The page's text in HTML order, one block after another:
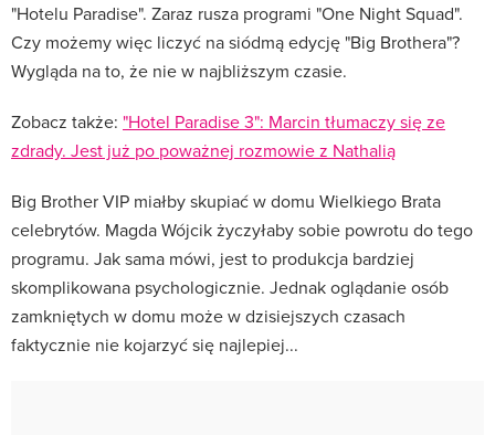
"Hotelu Paradise". Zaraz rusza programi "One Night Squad".
Czy możemy więc liczyć na siódmą edycję "Big Brothera"?
Wygląda na to, że nie w najbliższym czasie.
Zobacz także: "Hotel Paradise 3": Marcin tłumaczy się ze
zdrady. Jest już po poważnej rozmowie z Nathalią
Big Brother VIP miałby skupiać w domu Wielkiego Brata
celebrytów. Magda Wójcik życzyłaby sobie powrotu do tego
programu. Jak sama mówi, jest to produkcja bardziej
skomplikowana psychologicznie. Jednak oglądanie osób
zamkniętych w domu może w dzisiejszych czasach
faktycznie nie kojarzyć się najlepiej...